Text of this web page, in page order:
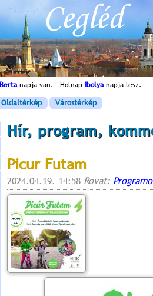
Bertanapja van. - Holnap Ibolyanapja lesz.
Oldaltérkép Várostérkép
Hír, program,
Picur Futam
2024.04.19. 14:58 Rovat: